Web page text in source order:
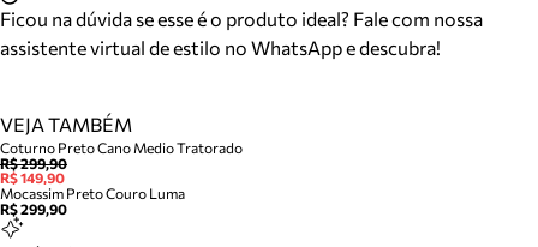
Ficou na dúvida se esse é o produto ideal? Fale com nossa
assistente virtual de estilo no WhatsApp e descubra!
VEJA TAMBÉM
Coturno Preto Cano Medio Tratorado
R$ 299,90
R$ 149,90
Mocassim Preto Couro Luma
R$ 299,90